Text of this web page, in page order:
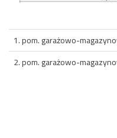
1. pom. garażowo-
2. pom. garażowo-